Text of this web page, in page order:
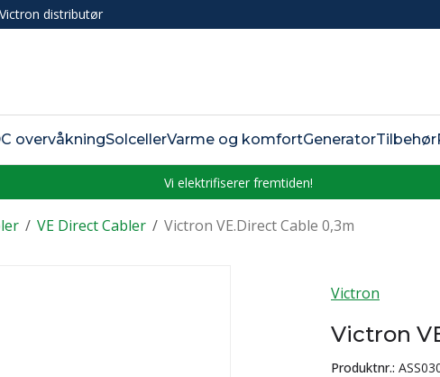
Victron distributør
overvåkningSolcellerVarme og komfortGeneratorTilbehør
Vi elektrifiserer fremtiden!
/ /
VE Direct Cabler Victron VE.Direct Cable 0,3m
Victron
Victron
Produktnr.: